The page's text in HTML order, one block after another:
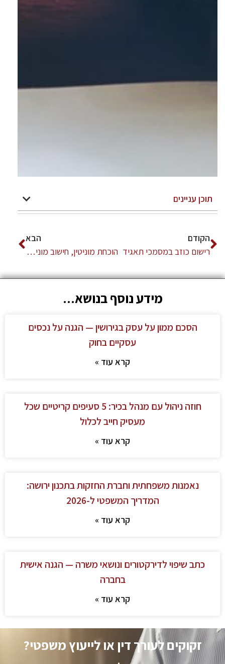
תוכן עניינים
הקודם
רישום כוזב במסמכי תאגיד
הבא
הוכחת מוניטין, חישוב מוניטין ומיסוי מוניטין
מידע נוסף בנושא...
הסכם ממון על עסק בגירושין — הגנה על נכסים
עסקיים בחוק
קרא עוד »
חוזה ניהול עם מנהל בכיר: 5 סעיפים קריטיים שכל
מעסיק חייב לכלול
קרא עוד »
נאמנות משפחתית וחברת החזקות בתכנון ירושה:
המדריך המשפטי ל-2026
קרא עוד »
כתב שיפוי לדירקטורים ונושאי משרה — הגנה אישית
בחברה
קרא עוד »
זקוקים לעורך דין או לייעוץ משפטי?